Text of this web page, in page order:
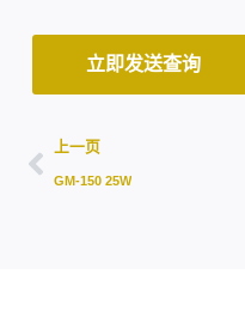
立即发送查询
上一页
GM-150 25W